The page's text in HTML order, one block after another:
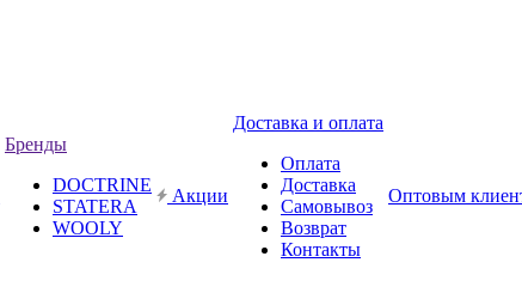
Бренды
DOCTRINE
STATERA
WOOLY
Акции
Доставка и оплата
Оплата
Доставка
Самовывоз
Возврат
Контакты
Оптовым